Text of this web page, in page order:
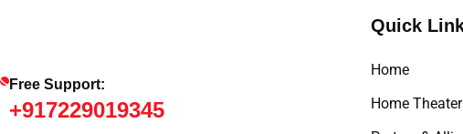
Free Support:
+917229019345
Quick
Home
Home Theater